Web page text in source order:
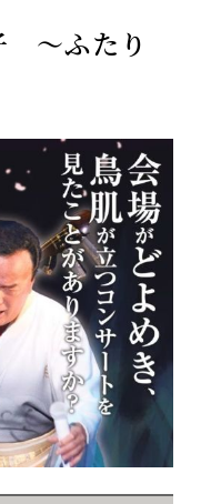
～ふたり